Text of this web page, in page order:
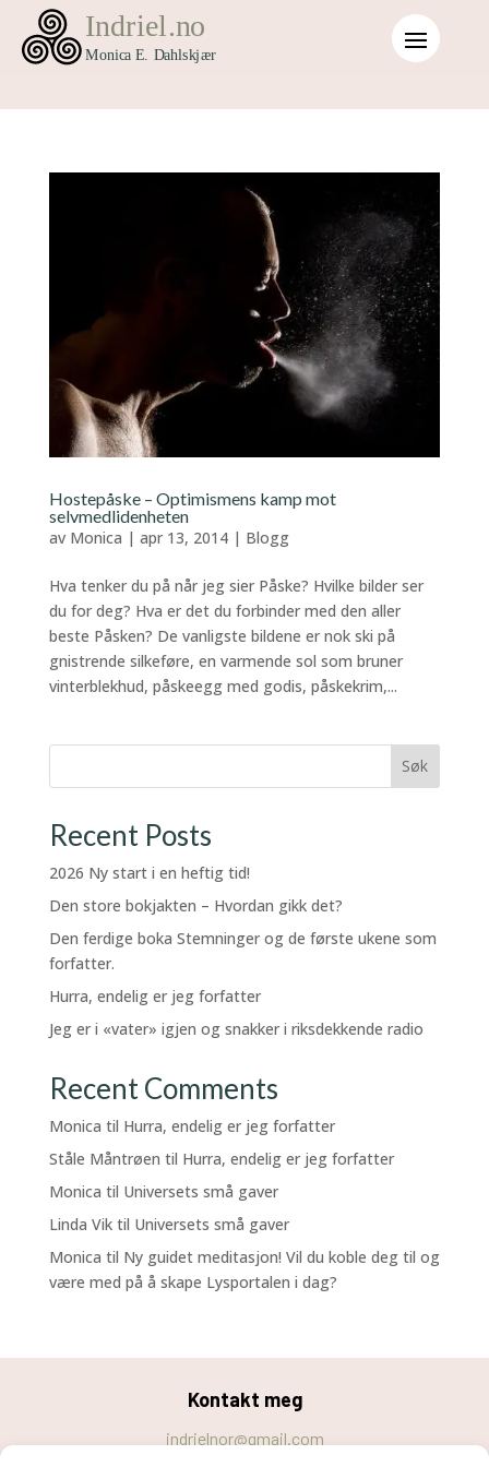
Hostepåske – Optimismens kamp mot
selvmedlidenheten
av Monica | apr 13, 2014| Blogg
Hva tenker du på når jeg sier Påske? Hvilke bilder ser
du for deg? Hva er det du forbinder med den aller
beste Påsken? De vanligste bildene er nok ski på
gnistrende silkeføre, en varmende sol som bruner
vinterblekhud, påskeegg med godis, påskekrim,...
Søk
Recent Posts
2026 Ny start i en heftig tid!
Den store bokjakten – Hvordan gikk det?
Den ferdige boka Stemninger og de første ukene som
forfatter.
Hurra, endelig er jeg forfatter
Jeg er i «vater» igjen og snakker i riksdekkende radio
Recent Comments
Monica til Hurra, endelig er jeg forfatter
Ståle Måntrøen til Hurra, endelig er jeg forfatter
Monica til Universets små gaver
Linda Viktil Universets små gaver
Monica til Ny guidet meditasjon! Vil du koble deg til og
være med på å skape Lysportalen i dag?
Kontakt meg
indrielnor@gmail.com